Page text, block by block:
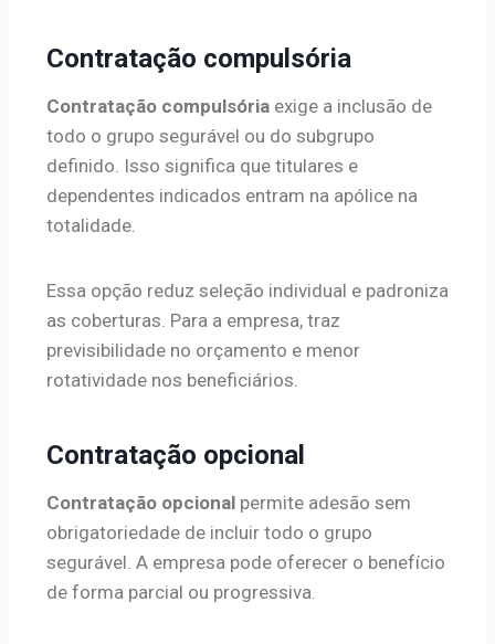
Contratação compulsória
Contratação compulsória exige a inclusão de
todo o grupo segurável ou do subgrupo
definido. Isso significa que titulares e
dependentes indicados entram na apólice na
totalidade.
Essa opção reduz seleção individual e padroniza
as coberturas. Para a empresa, traz
previsibilidade no orçamento e menor
rotatividade nos beneficiários.
Contratação opcional
Contratação opcional permite adesão sem
obrigatoriedade de incluir todo o grupo
segurável. A empresa pode oferecer o benefício
de forma parcial ou progressiva.